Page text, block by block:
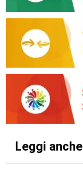
Leggi anche